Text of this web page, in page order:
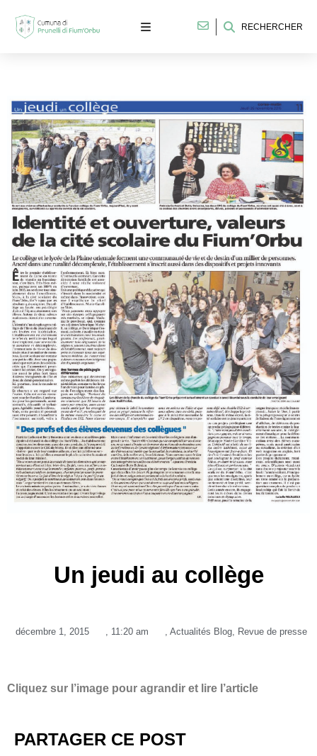
RECHERCHER
Un jeudi au collège
décembre 1, 2015 , 11:20 am , Actualités Blog, Revue de presse
Cliquez sur l’image pour agrandir et lire l’article
PARTAGER CE POST